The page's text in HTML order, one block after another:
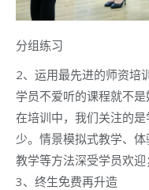
分组练习
2、运用最先进的师资培
学员不爱听的课程就不是
在培训中，我们关注的
少。情景模拟式教学、
教学等方法深受学员欢迎；
3、终生免费再升造